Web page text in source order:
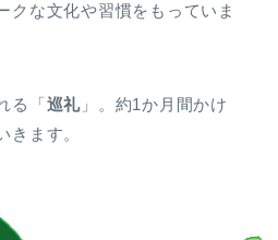
クな文化や習慣をもっていま
る「巡礼 」。約1か月間かけ
きます。